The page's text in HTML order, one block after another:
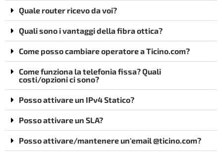
Quale router ricevo da voi?
Quali sono i vantaggi della fibra ottica?
Come posso cambiare operatore a Ticino.com?
Come funziona la telefonia fissa? Quali
costi/opzioni ci sono?
Posso attivare un IPv4 Statico?
Posso attivare un SLA?
Posso attivare/mantenere un'email @ticino.com?